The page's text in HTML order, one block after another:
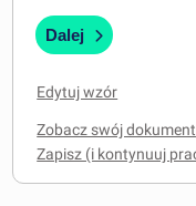
Dalej
Edytuj wzór
Zobacz swój dokument